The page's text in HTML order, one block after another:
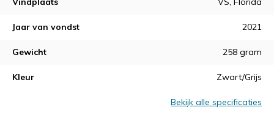
Jaar van vondst 2021
Gewicht 258 gram
Kleur Zwart/Grijs
Bekijk alle specificaties